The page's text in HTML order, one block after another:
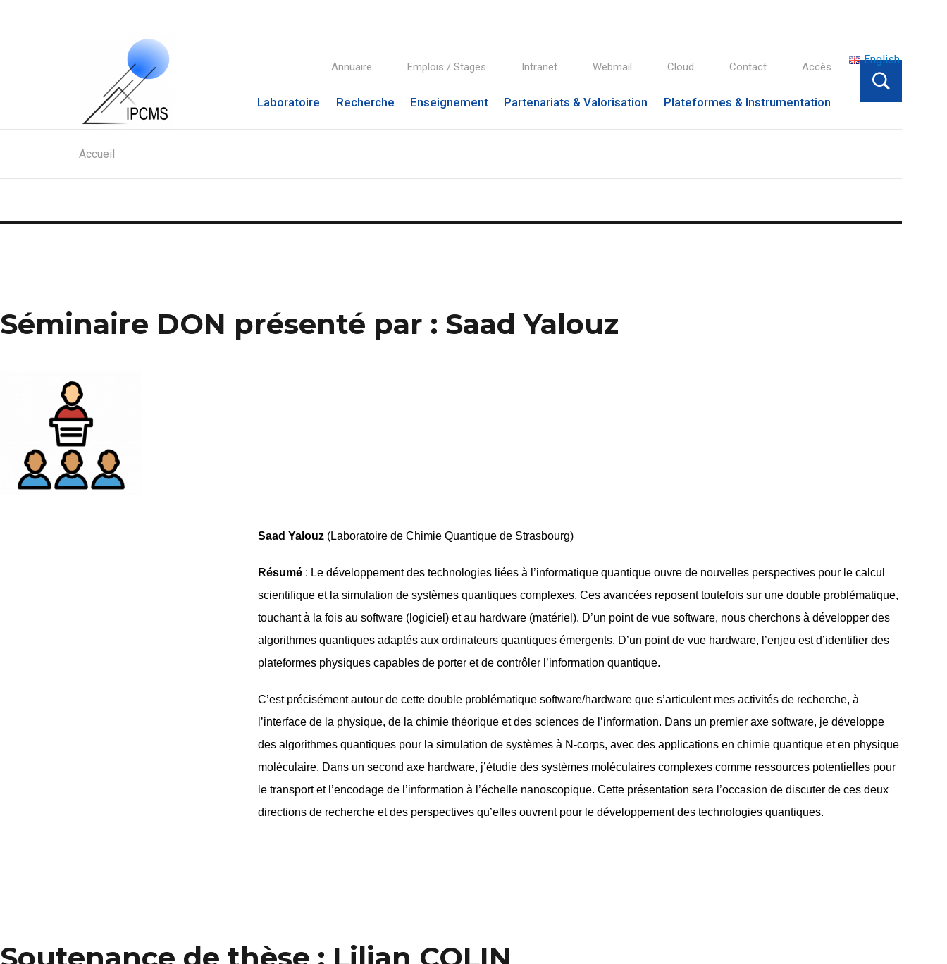
English
Annuaire Emplois / Stages Intranet Webmail Cloud Contact Accès
Laboratoire Recherche Enseignement Partenariats & Valorisation Plateformes & Instrumentation
Accueil
Séminaire DON présenté par : Saad Yalouz
Saad Yalouz(Laboratoire de Chimie Quantique de Strasbourg)
Résumé : Le développement des technologies liées à l’informatique quantique ouvre de nouvelles perspectives pour le calcul
scientifique et la simulation de systèmes quantiques complexes. Ces avancées reposent toutefois sur une double problématique,
touchant à la fois au software (logiciel) et au hardware (matériel). D’un point de vue software, nous cherchons à développer des
algorithmes quantiques adaptés aux ordinateurs quantiques émergents. D’un point de vue hardware, l’enjeu est d’identifier des
plateformes physiques capables de porter et de contrôler l’information quantique.
C’est précisément autour de cette double problématique software/hardware que s’articulent mes activités de recherche, à
l’interface de la physique, de la chimie théorique et des sciences de l’information. Dans un premier axe software, je développe
des algorithmes quantiques pour la simulation de systèmes à N-corps, avec des applications en chimie quantique et en physique
moléculaire. Dans un second axe hardware, j’étudie des systèmes moléculaires complexes comme ressources potentielles pour
le transport et l’encodage de l’information à l’échelle nanoscopique. Cette présentation sera l’occasion de discuter de ces deux
directions de recherche et des perspectives qu’elles ouvrent pour le développement des technologies quantiques.